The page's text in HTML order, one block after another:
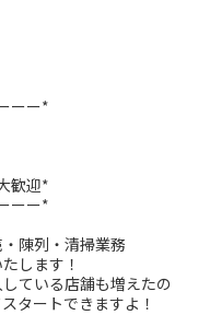
ーー*
歓迎*
ーー*
陳列・清掃業務
します！
ている店舗も増えたの
タートできますよ！